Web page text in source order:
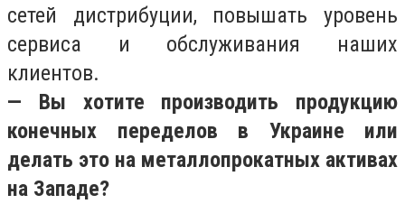
сетей дистрибуции, повышать уровень
сервиса и обслуживания наших
клиентов.
— Вы хотите производить продукцию
конечных переделов в Украине или
делать это на металлопрокатных активах
на Западе?